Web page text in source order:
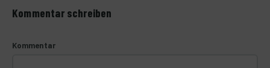
Kommentar schreiben
Kommentar